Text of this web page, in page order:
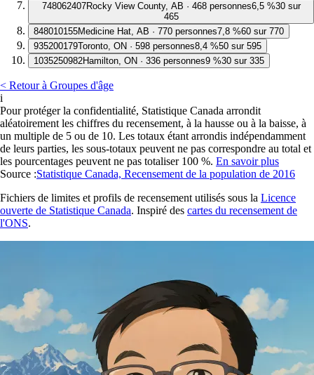
748062407Rocky View County, AB · 468 personnes6,5 %30 sur
465
848010155Medicine Hat, AB · 770 personnes7,8 %60 sur 770
935200179Toronto, ON · 598 personnes8,4 %50 sur 595
1035250982Hamilton, ON · 336 personnes9 %30 sur 335
< Retour à Groupes d'âge
i
Pour protéger la confidentialité, Statistique Canada arrondit
aléatoirement les chiffres du recensement, à la hausse ou à la baisse, à
un multiple de 5 ou de 10. Les totaux étant arrondis indépendamment
de leurs parties, les sous-totaux peuvent ne pas correspondre au total et
les pourcentages peuvent ne pas totaliser 100 %. En savoir plus
Source :Statistique Canada, Recensement de la population de 2016
Fichiers de limites et profils de recensement utilisés sous la Licence
ouverte de Statistique Canada. Inspiré des cartes du recensement de
l'ONS.